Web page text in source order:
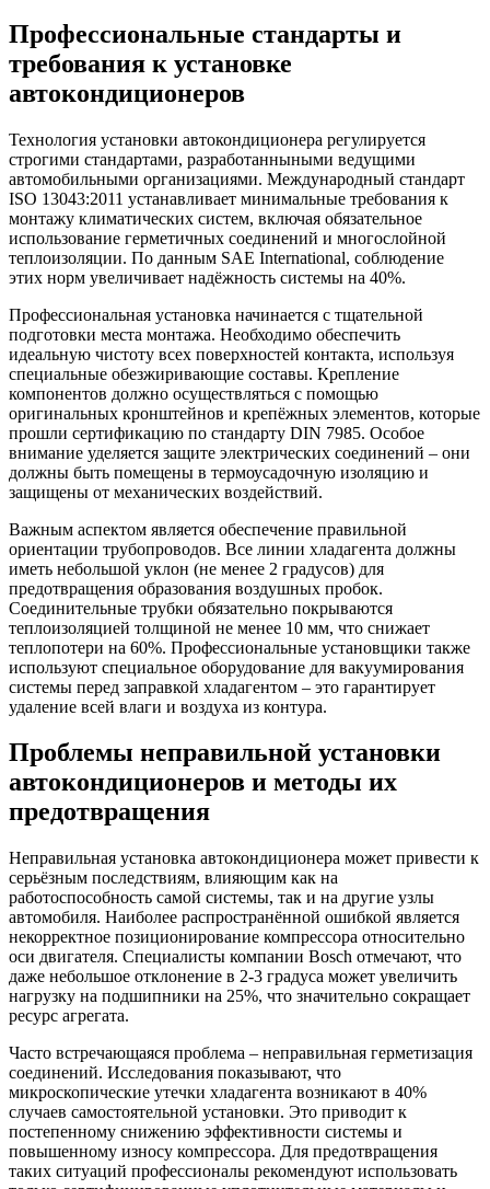
Профессиональные стандарты и
требования к установке
автокондиционеров
Технология установки автокондиционера регулируется
строгими стандартами, разработанныными ведущими
автомобильными организациями. Международный стандарт
ISO 13043:2011 устанавливает минимальные требования к
монтажу климатических систем, включая обязательное
использование герметичных соединений и многослойной
теплоизоляции. По данным SAE International, соблюдение
этих норм увеличивает надёжность системы на 40%.
Профессиональная установка начинается с тщательной
подготовки места монтажа. Необходимо обеспечить
идеальную чистоту всех поверхностей контакта, используя
специальные обезжиривающие составы. Крепление
компонентов должно осуществляться с помощью
оригинальных кронштейнов и крепёжных элементов, которые
прошли сертификацию по стандарту DIN 7985. Особое
внимание уделяется защите электрических соединений – они
должны быть помещены в термоусадочную изоляцию и
защищены от механических воздействий.
Важным аспектом является обеспечение правильной
ориентации трубопроводов. Все линии хладагента должны
иметь небольшой уклон (не менее 2 градусов) для
предотвращения образования воздушных пробок.
Соединительные трубки обязательно покрываются
теплоизоляцией толщиной не менее 10 мм, что снижает
теплопотери на 60%. Профессиональные установщики также
используют специальное оборудование для вакуумирования
системы перед заправкой хладагентом – это гарантирует
удаление всей влаги и воздуха из контура.
Проблемы неправильной установки
автокондиционеров и методы их
предотвращения
Неправильная установка автокондиционера может привести к
серьёзным последствиям, влияющим как на
работоспособность самой системы, так и на другие узлы
автомобиля. Наиболее распространённой ошибкой является
некорректное позиционирование компрессора относительно
оси двигателя. Специалисты компании Bosch отмечают, что
даже небольшое отклонение в 2-3 градуса может увеличить
нагрузку на подшипники на 25%, что значительно сокращает
ресурс агрегата.
Часто встречающаяся проблема – неправильная герметизация
соединений. Исследования показывают, что
микроскопические утечки хладагента возникают в 40%
случаев самостоятельной установки. Это приводит к
постепенному снижению эффективности системы и
повышенному износу компрессора. Для предотвращения
таких ситуаций профессионалы рекомендуют использовать